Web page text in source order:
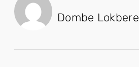
Dombe Lokbere